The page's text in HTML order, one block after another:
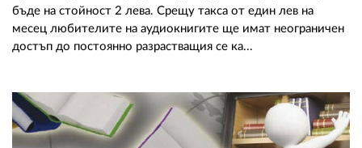
бъде на стойност 2 лева. Срещу такса от един лев на
месец любителите на аудиокнигите ще имат неограничен
достъп до постоянно разрастващия се ка...